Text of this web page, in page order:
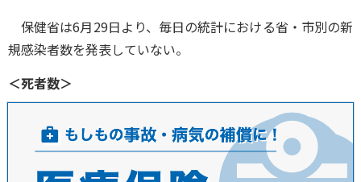
保健省は6月29日より、毎日の統計における省・市別の新
規感染者数を発表していない。
＜死者数＞